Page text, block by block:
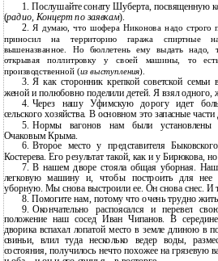
1. Послушайте сонату Шуберта, посвященную
(радио, Концерт по заявкам).
2. Я думаю, что шофера Никонова надо строго
приносил на территорию гаража спиртные
вышеназванное. Но бюллетень ему выдать надо,
открывая поллитровку у своей машины, то
производственной (из выступления).
3. Я как сторонник крепкой советской семьи
женой и полюбовно поделили детей. Я взял одного,
4. Через нашу Уфимскую дорогу идет
сельского хозяйства. В основном это запасные части
5. Нормы вагонов нам были установлены
Очаковым Крыма.
6. Второе место у представителя
Костерева. Его результат такой, как и у Бирюкова,
7. В нашем дворе стояла общая уборная.
легковую машину и, чтобы построить для нее
уборную. Мы снова выстроили ее. Он снова снес. И
8. Помогите нам, потому что очень трудно жить
9. Окончательно распоясался и перевел
положение наш сосед Иван Чипанов. В
дворика вспахал лопатой место в земле длиною в
свиньи, влил туда несколько ведер воды,
состояния, получилось нечто похожее на грязевую